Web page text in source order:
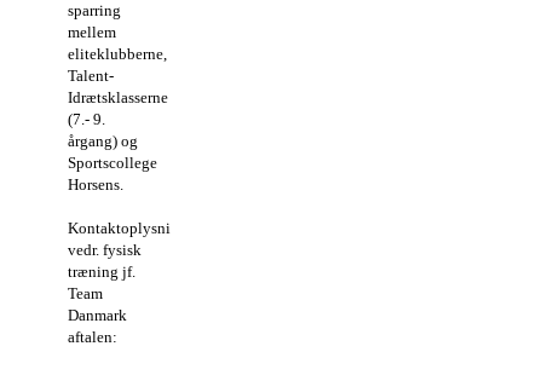
sparring
mellem
eliteklubberne,
Talent-
Idrætsklasserne
(7.- 9.
årgang) og
Sportscollege
Horsens.
Kontaktoplysninger
vedr. fysisk
træning jf.
Team
Danmark
aftalen: